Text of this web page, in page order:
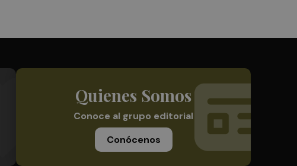
Quienes Somos
Conoce al grupo editorial
Conócenos